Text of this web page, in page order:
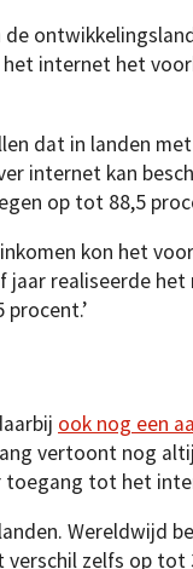
internet het
dat in landen
internet kan
op tot 88,5
kon het
realiseerde
ook nog een
vertoont nog
toegang tot het
Wereldwijd
zelfs op tot